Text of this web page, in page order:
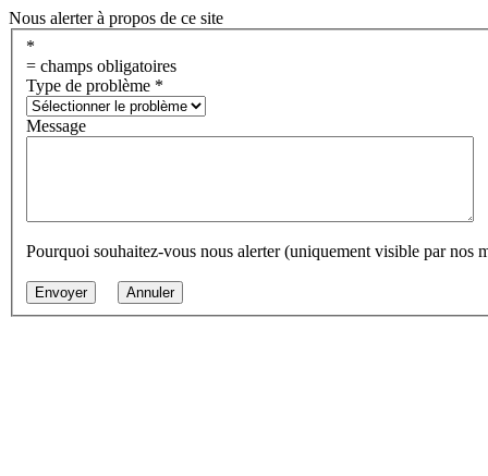
Nous alerter à propos de ce site
*
= champs obligatoires
Type de problème *
Message
Pourquoi souhaitez-vous nous alerter (uniquement visible par nos